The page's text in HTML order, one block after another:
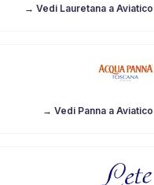
→ Vedi Lauretana a Aviatico
→ Vedi Panna a Aviatico